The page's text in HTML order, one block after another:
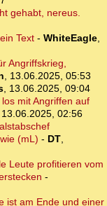
gehabt, nereus.
Text- WhiteEagle,
Angriffskrieg,
, 13.06.2025, 05:53
, 13.06.2025, 09:04
mit Angriffen auf
13.06.2025, 02:56
(mL) - DT,
Leute profitieren vom
-
ist am Ende und einer